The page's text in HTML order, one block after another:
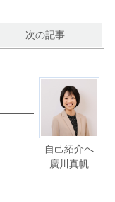
次の記事
自己紹介へ
廣川真帆